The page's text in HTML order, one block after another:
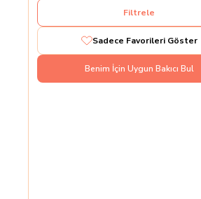
Filtrele
Sadece Favorileri Göster
Benim İçin Uygun Bakıcı Bul